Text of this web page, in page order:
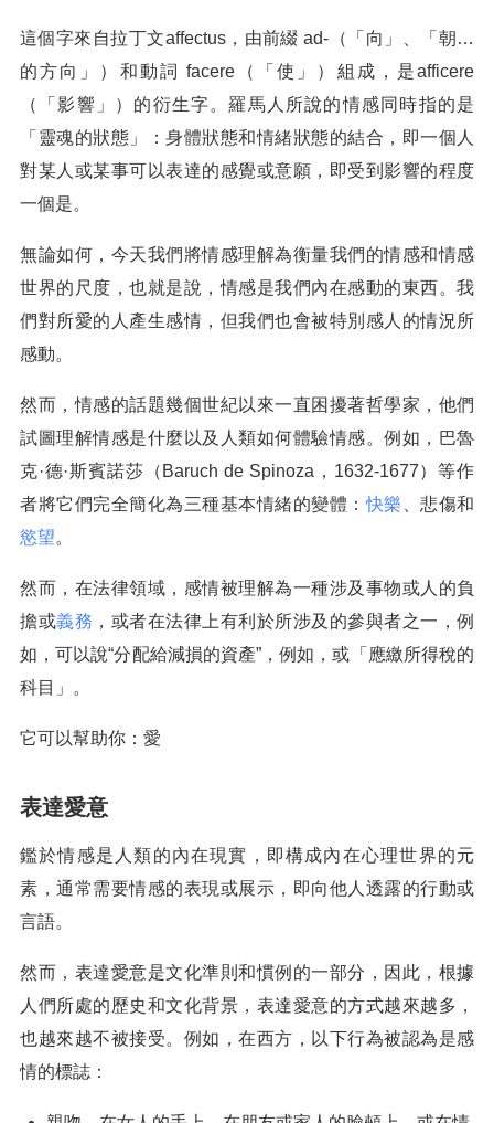
這個字來自拉丁文affectus，由前綴 ad-（「向」、「朝…
的方向」）和動詞 facere（「使」）組成，是afficere
（「影響」）的衍生字。羅馬人所說的情感同時指的是
「靈魂的狀態」：身體狀態和情緒狀態的結合，即一個人
對某人或某事可以表達的感覺或意願，即受到影響的程度
一個是。
無論如何，今天我們將情感理解為衡量我們的情感和情感
世界的尺度，也就是說，情感是我們內在感動的東西。我
們對所愛的人產生感情，但我們也會被特別感人的情況所
感動。
然而，情感的話題幾個世紀以來一直困擾著哲學家，他們
試圖理解情感是什麼以及人類如何體驗情感。例如，巴魯
克·德·斯賓諾莎（Baruch de Spinoza，1632-1677）等作
者將它們完全簡化為三種基本情緒的變體：快樂 、悲傷和
慾望。
然而，在法律領域，感情被理解為一種涉及事物或人的負
擔或義務 ，或者在法律上有利於所涉及的參與者之一，例
如，可以說“分配給減損的資產”，例如，或「應繳所得稅的
科目」。
它可以幫助你：愛
表達愛意
鑑於情感是人類的內在現實，即構成內在心理世界的元
素，通常需要情感的表現或展示，即向他人透露的行動或
言語。
然而，表達愛意是文化準則和慣例的一部分，因此，根據
人們所處的歷史和文化背景，表達愛意的方式越來越多，
也越來越不被接受。例如，在西方，以下行為被認為是感
情的標誌：